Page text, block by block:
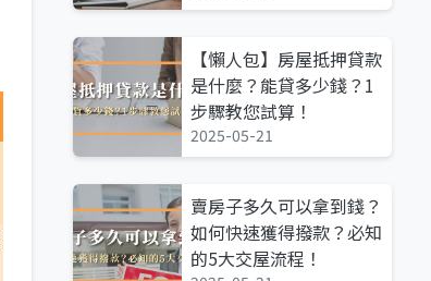
【懶人包】房屋抵押貸款
是什麼？能貸多少錢？1
步驟教您試算！
2025-05-21
賣房子多久可以拿到錢？
如何快速獲得撥款？必知
的5大交屋流程！